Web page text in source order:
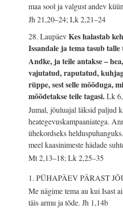
maa sool ja valgust andev
Jh 21,20–24; Lk 2,21–24
28. LaupäevKes halastab
Issandale ja tema tasub
Andke, ja teile antakse –
vajutatud, raputatud,
rüppe, sest selle mõõduga,
mõõdetakse teile tagasi.Lk
Jumal, jõuluajal läksid paljud
heategevuskampaaniatega.
ühekordseks
meel kaasinimeste hädade
Mt 2,13–18; Lk 2,25–35
1. PÜHAPÄEV PÄRAST
Me nägime tema au kui Isast
täis armu ja tõde.Jh 1,14b